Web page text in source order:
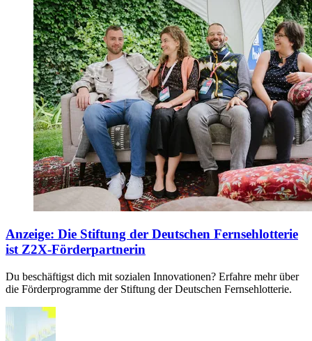
Anzeige: Die Stiftung der Deutschen Fernsehlotterie
ist Z2X-Förderpartnerin
Du beschäftigst dich mit sozialen Innovationen? Erfahre mehr über
die Förderprogramme der Stiftung der Deutschen Fernsehlotterie.